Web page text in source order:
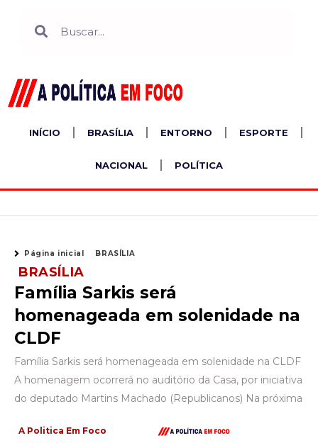
INÍCIO BRASÍLIA ENTORNO ESPORTE
NACIONAL POLÍTICA
Página inicial BRASÍLIA
BRASÍLIA
Família Sarkis será
homenageada em solenidade na
CLDF
Família Sarkis será homenageada em solenidade na CLDF
A homenagem ocorrerá no auditório da Casa, por iniciativa
do deputado Martins Machado (Republicanos) Na próxima
A Politica Em Foco